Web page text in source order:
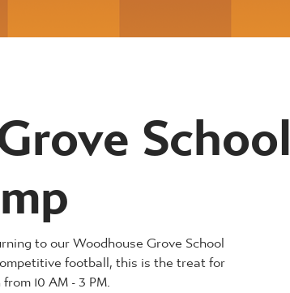
School
to our Woodhouse Grove School
football, this is the treat for
10 AM - 3 PM.